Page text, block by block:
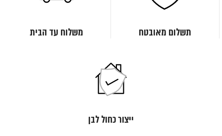
תשלום מאובטח משלוח עד הבית
ייצור כחול לבן